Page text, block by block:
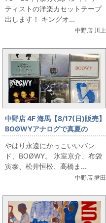
ティストの洋楽カセットテープ
出します！ キングオ...
中野店 川上
中野店 4F 海馬【8/17(日)販売】
BOØWYアナログで真夏の
GIGS！
やはり永遠にかっこいいバン
ド、BOØWY。 氷室京介、布袋
寅泰、松井恒松、高橋ま...
中野店 夛田